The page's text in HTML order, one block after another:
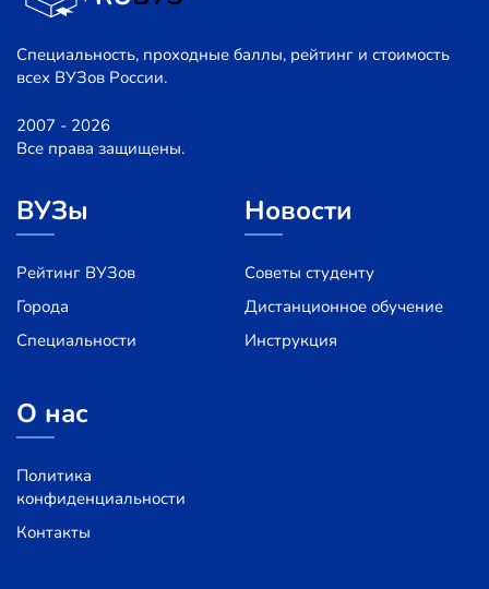
Специальность, проходные баллы, рейтинг и стоимость
всех ВУЗов России.
2007 - 2026
Все права защищены.
ВУЗы
Рейтинг ВУЗов
Города
Специальности
Новости
Советы студенту
Дистанционное обучение
Инструкция
О нас
Политика
конфиденциальности
Контакты